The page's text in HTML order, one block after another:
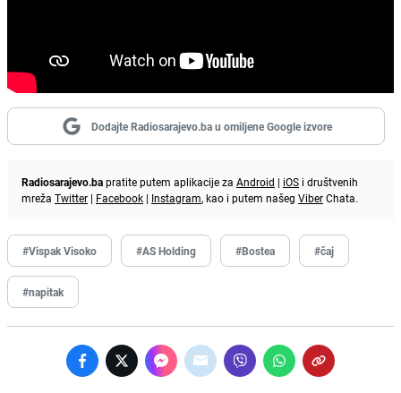
Dodajte Radiosarajevo.ba u omiljene Google izvore
Radiosarajevo.bapratite putem aplikacije za Android | iOS i društvenih
mreža Twitter | Facebook | Instagram, kao i putem našeg ViberChata.
#Vispak Visoko #AS Holding #Bostea #čaj
#napitak